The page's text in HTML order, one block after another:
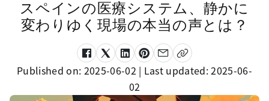
スペインの医療システム、静かに
変わりゆく現場の本当の声とは？
Published on: 2025-06-02 | Last updated:2025-06-
02